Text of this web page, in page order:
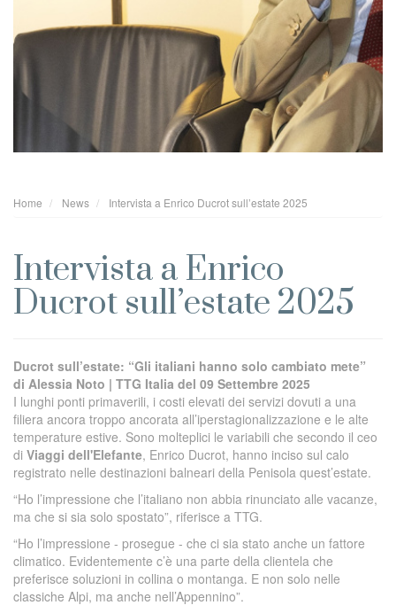
Home News Intervista a Enrico Ducrot sull’estate 2025
Intervista a Enrico
Ducrot sull’estate 2025
Ducrot sull’estate: “Gli italiani hanno solo cambiato mete”
di Alessia Noto | TTG Italia del 09 Settembre 2025
I lunghi ponti primaverili, i costi elevati dei servizi dovuti a una
filiera ancora troppo ancorata all’iperstagionalizzazione e le alte
temperature estive. Sono molteplici le variabili che secondo il ceo
di Viaggi dell'Elefante, Enrico Ducrot, hanno inciso sul calo
registrato nelle destinazioni balneari della Penisola quest’estate.
“Ho l’impressione che l’italiano non abbia rinunciato alle vacanze,
ma che si sia solo spostato”, riferisce a TTG.
“Ho l’impressione - prosegue - che ci sia stato anche un fattore
climatico. Evidentemente c’è una parte della clientela che
preferisce soluzioni in collina o montanga. E non solo nelle
classiche Alpi, ma anche nell’Appennino”.